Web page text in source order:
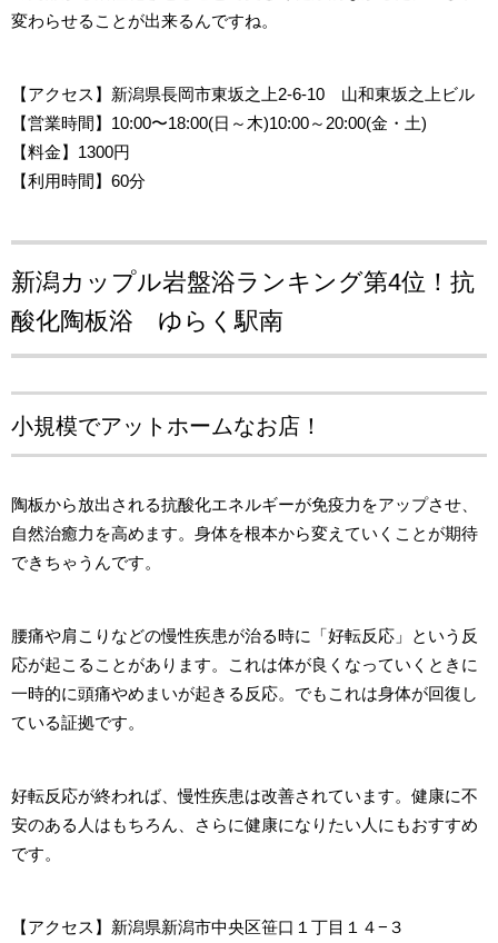
変わらせることが出来るんですね。
【アクセス 】新潟県長岡市東坂之上2-6-10 山和東坂之上ビル
【営業時間 】10:00〜18:00(日～木)10:00～20:00(金・土)
【料金】1300円
【利用時間】60分
新潟カップル岩盤浴ランキング第4位！ 抗
酸化陶板浴 ゆらく駅南
小規模でアットホームなお店！
陶板から放出される抗酸化エネルギーが免疫力をアップさせ、
自然治癒力を高めます。身体を根本から変えていくことが期待
できちゃうんです。
腰痛や肩こりなどの慢性疾患が治る時に「好転反応」という反
応が起こることがあります。これは体が良くなっていくときに
一時的に頭痛やめまいが起きる反応。でもこれは身体が回復し
ている証拠です。
好転反応が終われば、慢性疾患は改善されています。健康に不
安のある人はもちろん、さらに健康になりたい人にもおすすめ
です。
【アクセス 】新潟県新潟市中央区笹口１丁目１４−３